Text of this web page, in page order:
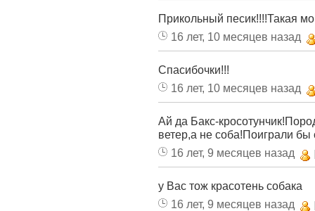
Прикольный песик!!!!Такая
16 лет, 10 месяцев назад
Спасибочки!!!
16 лет, 10 месяцев назад
Ай да Бакс-
ветер,а не соба!Поиграли
16 лет, 9 месяцев назад
у Вас тож красотень собака
16 лет, 9 месяцев назад